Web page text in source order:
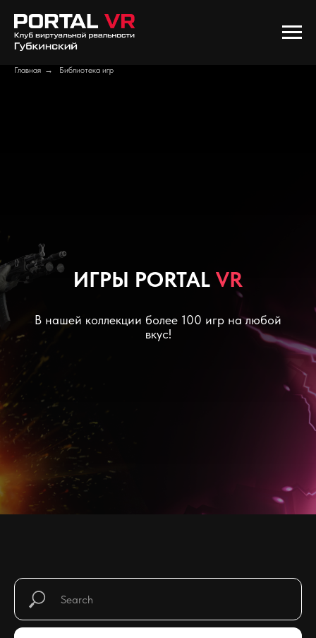
Главная → Библиотека игр
ИГРЫ PORTAL VR
В нашей коллекции более 100 игр на любой
вкус!